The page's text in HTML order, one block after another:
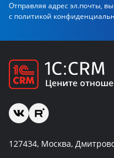
Отправляя адрес эл.почты,
с политикой
127434, Москва,